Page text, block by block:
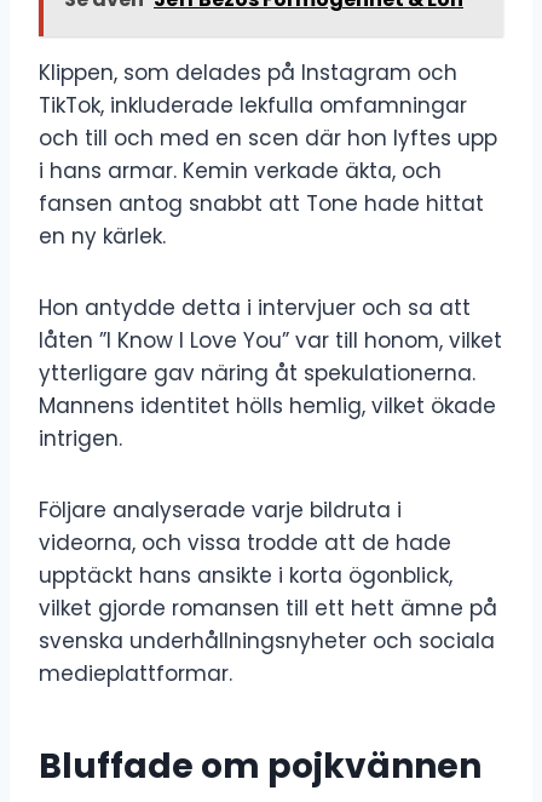
Klippen, som delades på Instagram och
TikTok, inkluderade lekfulla omfamningar
och till och med en scen där hon lyftes upp
i hans armar. Kemin verkade äkta, och
fansen antog snabbt att Tone hade hittat
en ny kärlek.
Hon antydde detta i intervjuer och sa att
låten ”I Know I Love You” var till honom, vilket
ytterligare gav näring åt spekulationerna.
Mannens identitet hölls hemlig, vilket ökade
intrigen.
Följare analyserade varje bildruta i
videorna, och vissa trodde att de hade
upptäckt hans ansikte i korta ögonblick,
vilket gjorde romansen till ett hett ämne på
svenska underhållningsnyheter och sociala
medieplattformar.
Bluffade om pojkvännen